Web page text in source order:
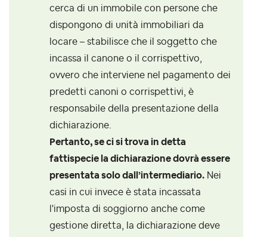
cerca di un immobile con persone che
dispongono di unità immobiliari da
locare – stabilisce che il soggetto che
incassa il canone o il corrispettivo,
ovvero che interviene nel pagamento dei
predetti canoni o corrispettivi, è
responsabile della presentazione della
dichiarazione.
Pertanto, se ci si trova in detta
fattispecie la dichiarazione dovrà essere
presentata solo dall’intermediario. Nei
casi in cui invece è stata incassata
l'imposta di soggiorno anche come
gestione diretta, la dichiarazione deve